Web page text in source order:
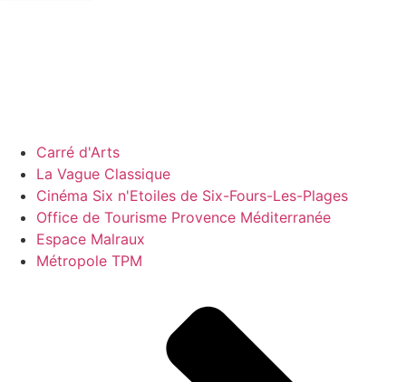
Carré d'Arts
La Vague Classique
Cinéma Six n'Etoiles de Six-Fours-Les-Plages
Office de Tourisme Provence Méditerranée
Espace Malraux
Métropole TPM